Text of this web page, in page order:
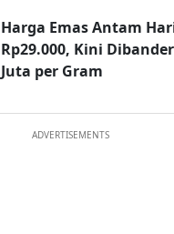
Harga Emas Antam
Rp29.000, Kini
Juta per Gram
ADVERTISEMENTS